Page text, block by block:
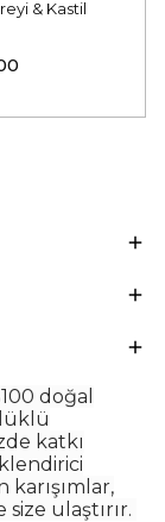
& Kastil
doğal
katkı
ulaştırır.